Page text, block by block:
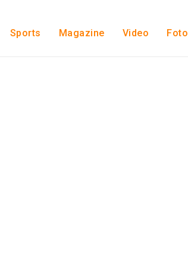
Sports Magazine Video Foto